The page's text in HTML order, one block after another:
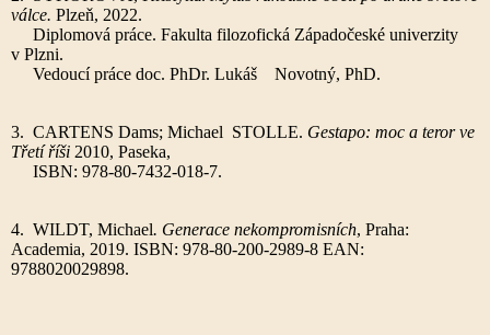
válce. Plzeň, 2022.
Diplomová práce. Fakulta filozofická Západočeské univerzity
v Plzni.
Vedoucí práce doc. PhDr. Lukáš Novotný, PhD.
3. CARTENS Dams; Michael STOLLE. Gestapo: moc a teror ve
Třetí říši 2010, Paseka,
ISBN: 978-80-7432-018-7.
4. WILDT, Michael. Generace nekompromisních, Praha:
Academia, 2019. ISBN: 978-80-200-2989-8 EAN:
9788020029898.